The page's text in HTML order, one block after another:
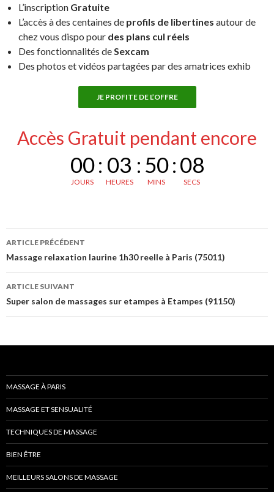
L’inscription Gratuite
L’accès à des centaines de profils de libertines autour de
chez vous dispo pour des plans cul réels
Des fonctionnalités deSexcam
Des photos et vidéos partagées par des amatrices exhib
JE PROFITE DE L’OFFRE
Accès Gratuit pendant encore
00
JOURS
: 03
HEURES
: 50
MINS
:07
SECS
Navigation
des
articles
ARTICLE PRÉCÉDENT
Massage relaxation laurine 1h30 reelle à Paris (75011)
ARTICLE SUIVANT
Super salon de massages sur etampes à Etampes (91150)
MASSAGE À PARIS
MASSAGE ET SENSUALITÉ
TECHNIQUES DE MASSAGE
BIEN ÊTRE
MEILLEURS SALONS DE MASSAGE